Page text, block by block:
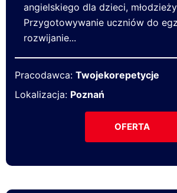
angielskiego dla dzieci,
Przygotowywanie uczniów do
rozwijanie...
Pracodawca: Twojekorepetycje
Lokalizacja: Poznań
OFERTA